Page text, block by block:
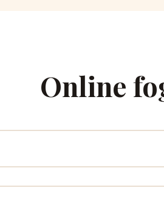
Online